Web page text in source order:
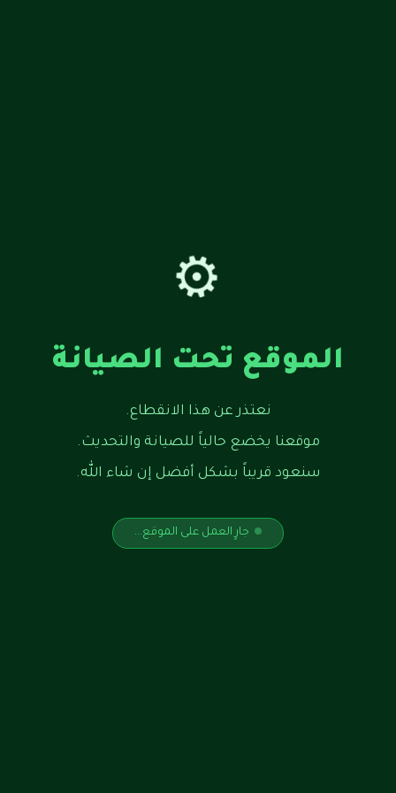
⚙️
الموقع تحت الصيانة
نعتذر عن هذا الانقطاع.
موقعنا يخضع حالياً للصيانة والتحديث.
سنعود قريباً بشكل أفضل إن شاء الله.
جارٍ العمل على الموقع...